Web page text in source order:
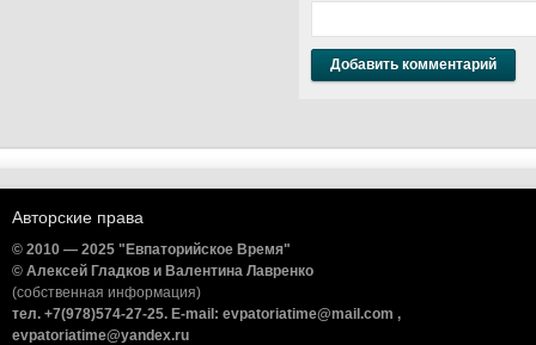
Авторские права
© 2010 — 2025 "Евпаторийское Время"
© Алексей Гладков и Валентина Лавренко
(собственная информация)
тел. +7(978)574-27-25. E-mail: evpatoriatime@mail.com ,
evpatoriatime@yandex.ru